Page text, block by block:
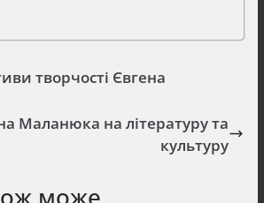
творчості Євгена
Маланюка на літературу та
культуру